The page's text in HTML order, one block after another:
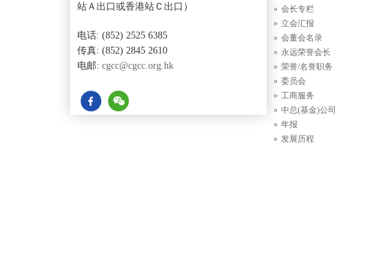
站Ａ出口或香港站Ｃ出口）
电话: (852) 2525 6385
传真: (852) 2845 2610
电邮: cgcc@cgcc.org.hk
会长专栏
立会汇报
会董会名录
永远荣誉会长
荣誉/名誉职务
委员会
工商服务
中总(基金)公司
年报
发展历程